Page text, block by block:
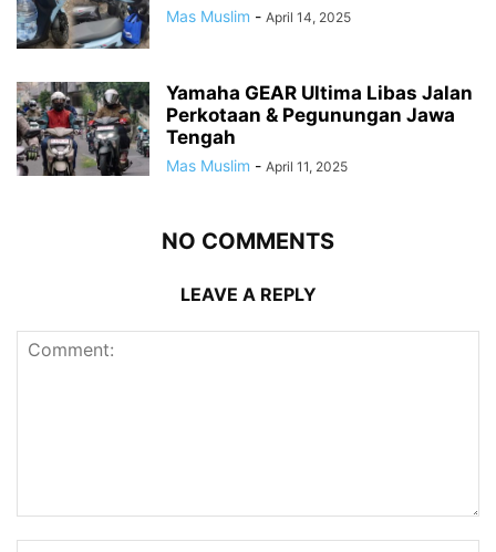
Mas Muslim - April 14, 2025
Yamaha GEAR Ultima Libas Jalan
Perkotaan & Pegunungan Jawa
Tengah
Mas Muslim - April 11, 2025
NO COMMENTS
LEAVE A REPLY